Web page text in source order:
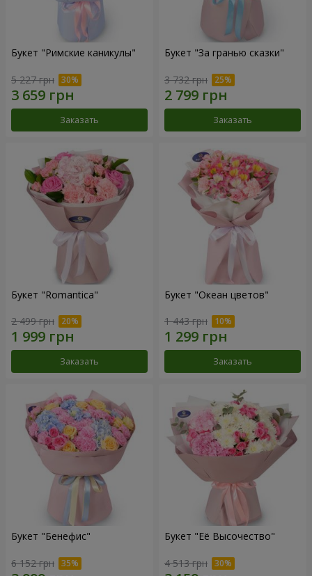
Букет "Римские каникулы"
5 227 грн
Заказать
Букет "За гранью сказки"
3 732 грн
Заказать
Букет "Romantica"
2 499 грн
Заказать
Букет "Океан цветов"
1 443 грн
Заказать
Букет "Бенефис"
6 152 грн
Букет "Её Высочество"
4 513 грн